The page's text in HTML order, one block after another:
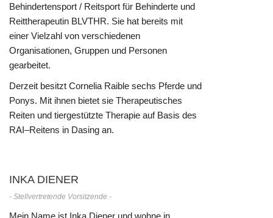
Behindertensport / Reitsport für Behinderte und
Reittherapeutin BLVTHR. Sie hat bereits mit
einer Vielzahl von verschiedenen
Organisationen, Gruppen und Personen
gearbeitet.
Derzeit besitzt Cornelia Raible sechs Pferde und
Ponys. Mit ihnen bietet sie Therapeutisches
Reiten und tiergestützte Therapie auf Basis des
RAI–Reitens in Dasing an.
INKA DIENER
- Stellvertretende Vorsitzende -
Mein Name ist Inka Diener und wohne in